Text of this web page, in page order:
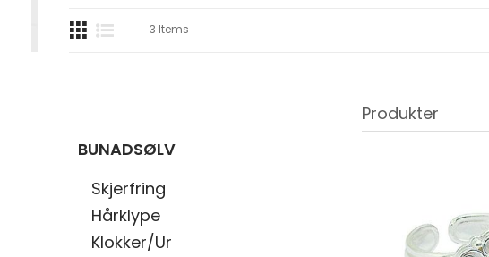
BUNADSØLV
Skjerfring
Hårklype
Klokker/Ur
Produkter
3 Items